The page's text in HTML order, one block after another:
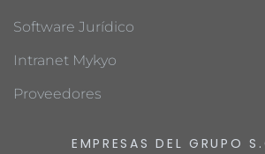
Software Jurídico
Intranet Mykyo
Proveedores
EMPRESAS DEL GRUPO